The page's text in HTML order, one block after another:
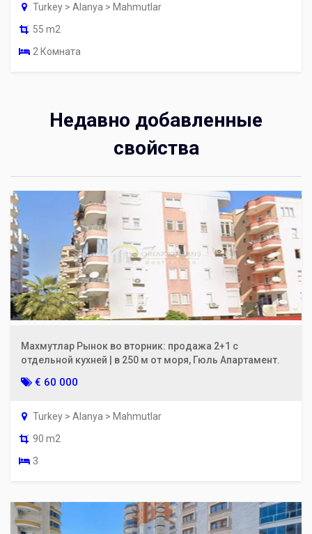
Turkey > Alanya > Mahmutlar
55 m2
2 Комната
Недавно добавленные
свойства
Махмутлар Рынок во вторник: продажа 2+1 с
отдельной кухней | в 250 м от моря, Гюль Апартамент.
€ 60 000
Turkey > Alanya > Mahmutlar
90 m2
3